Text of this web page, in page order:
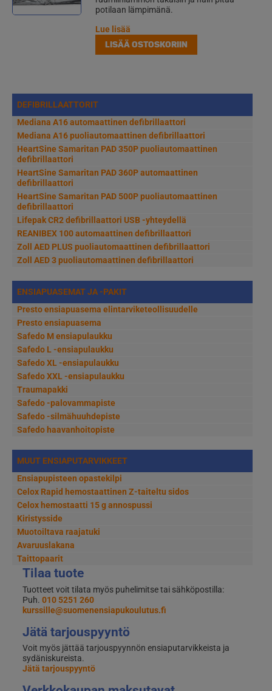
DEFIBRILLAATTORIT
Mediana A16 automaattinen defibrillaattori
Mediana A16 puoliautomaattinen defibrillaattori
HeartSine Samaritan PAD 350P puoliautomaattinen
defibrillaattori
HeartSine Samaritan PAD 360P automaattinen
defibrillaattori
HeartSine Samaritan PAD 500P puoliautomaattinen
defibrillaattori
Lifepak CR2 defibrillaattori USB -yhteydellä
REANIBEX 100 automaattinen defibrillaattori
Zoll AED PLUS puoliautomaattinen defibrillaattori
Zoll AED 3 puoliautomaattinen defibrillaattori
ENSIAPUASEMAT JA -PAKIT
Presto ensiapuasema elintarviketeollisuudelle
Presto ensiapuasema
Safedo M ensiapulaukku
Safedo L -ensiapulaukku
Safedo XL -ensiapulaukku
Safedo XXL -ensiapulaukku
Traumapakki
Safedo -palovammapiste
Safedo -silmähuuhdepiste
Safedo haavanhoitopiste
MUUT ENSIAPUTARVIKKEET
Ensiapupisteen opastekilpi
Celox Rapid hemostaattinen Z-taiteltu sidos
Celox hemostaatti 15 g annospussi
Kiristysside
Muotoiltava raajatuki
Avaruuslakana
Taittopaarit
potilaan lämpimänä.
Lue lisää
LISÄÄ OSTOSKORIIN
Tilaa tuote
Tuotteet voit tilata myös puhelimitse tai sähköpostilla:
Puh. 010 5251 260
kurssille@suomenensiapukoulutus.fi
Jätä tarjouspyyntö
Voit myös jättää tarjouspyynnön ensiaputarvikkeista ja
sydäniskureista.
Jätä tarjouspyyntö